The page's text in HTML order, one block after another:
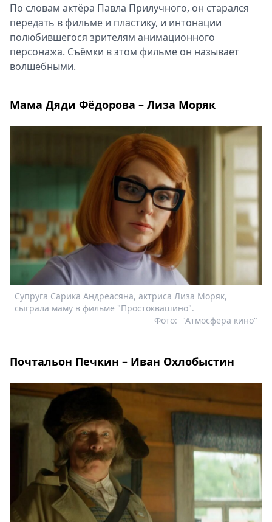
По словам актёра Павла Прилучного, он старался
передать в фильме и пластику, и интонации
полюбившегося зрителям анимационного
персонажа. Съёмки в этом фильме он называет
волшебными.
Мама Дяди Фёдорова – Лиза Моряк
Супруга Сарика Андреасяна, актриса Лиза Моряк,
сыграла маму в фильме "Простоквашино".
"Атмосфера кино"
Фото:
Почтальон Печкин – Иван Охлобыстин